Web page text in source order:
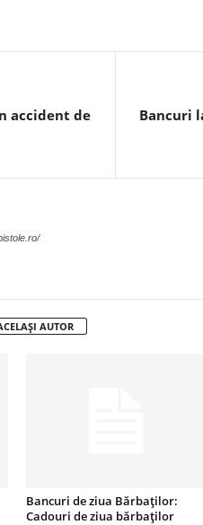
accident de
Bancuri
AUTOR
Bancuri de ziua Bărbaților:
Cadouri de ziua bărbaților